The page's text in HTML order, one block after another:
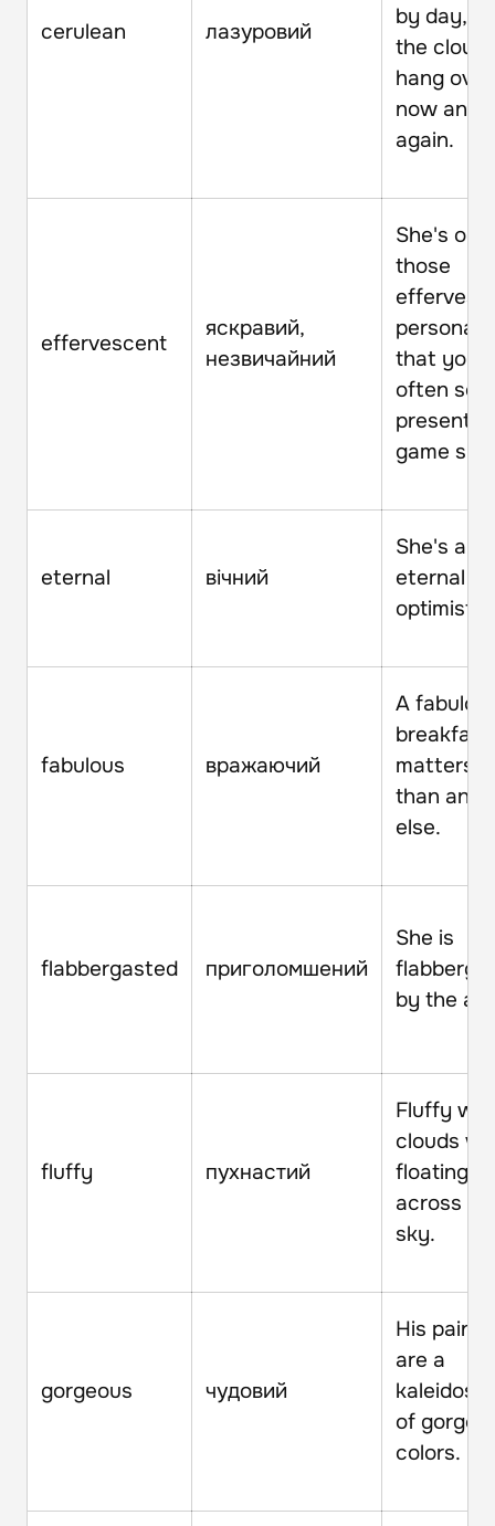
cerulean лазуровий
by day,
the
hang
now and
again.
effervescent
яскравий,
незвичайний
She's
those
that you
often see
game
eternal вічний
She's an
eternal
optimist.
fabulous вражаючий
A
breakfast
matters
than
else.
flabbergasted приголомшений
She is
by the
fluffy пухнастий
Fluffy
clouds
floating
across
sky.
gorgeous чудовий
His
are a
of
colors.